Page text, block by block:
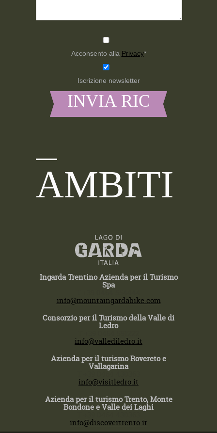
Acconsento alla Privacy*
Iscrizione newsletter
AMBITI
Ingarda Trentino Azienda per il Turismo
Spa
info@mountaingardabike.com
Consorzio per il Turismo della Valle di
Ledro
info@vallediledro.it
Azienda per il turismo Rovereto e
Vallagarina
info@visitledro.it
Azienda per il turismo Trento, Monte
Bondone e Valle dei Laghi
info@discovertrento.it